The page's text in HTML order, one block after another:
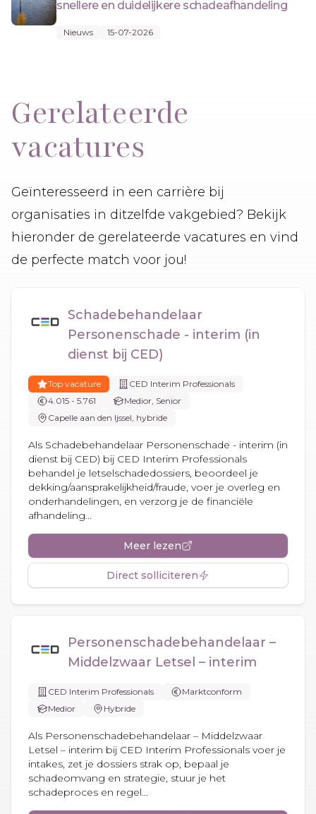
snellere en duidelijkere schadeafhandeling
Nieuws 15-07-2026
Gerelateerde
vacatures
Geïnteresseerd in een carrière bij
organisaties in ditzelfde vakgebied? Bekijk
hieronder de gerelateerde vacatures en vind
de perfecte match voor jou!
Schadebehandelaar
Personenschade - interim (in
dienst bij CED)
Top vacature
CED Interim Professionals
4.015 - 5.761
Medior, Senior
Capelle aan den Ijssel, hybride
Als Schadebehandelaar Personenschade - interim (in
dienst bij CED) bij CED Interim Professionals
behandel je letselschadedossiers, beoordeel je
dekking/aansprakelijkheid/fraude, voer je overleg en
onderhandelingen, en verzorg je de financiële
afhandeling...
Meer lezen
Direct solliciteren
Personenschadebehandelaar –
Middelzwaar Letsel – interim
CED Interim Professionals
Marktconform
Medior
Hybride
Als Personenschadebehandelaar – Middelzwaar
Letsel – interim bij CED Interim Professionals voer je
intakes, zet je dossiers strak op, bepaal je
schadeomvang en strategie, stuur je het
schadeproces en regel...